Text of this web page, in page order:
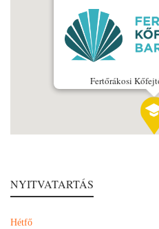
Fertőrákosi
NYITVATARTÁS
Hétfő